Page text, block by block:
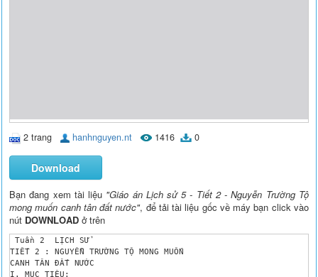
2 trang hanhnguyen.nt 1416 0
Download
Bạn đang xem tài liệu "Giáo án Lịch sử 5 - Tiết 2 - Nguyễn Trường Tộ
mong muốn canh tân đất nước", để tải tài liệu gốc về máy bạn click vào
nút DOWNLOAD ở trên
Tuần 2	 LỊCH SỬ
TIẾT 2 : NGUYỄN TRƯỜNG TỘ MONG MUỐN
CANH TÂN ĐẤT NƯỚC
I. MỤC TIÊU: